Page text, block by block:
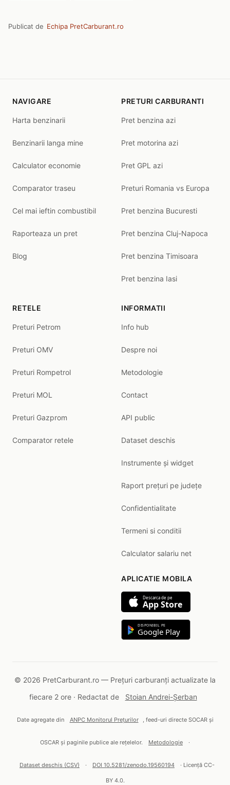
Publicat de Echipa PretCarburant.ro
NAVIGARE
Harta benzinarii
Benzinarii langa mine
Calculator economie
Comparator traseu
Cel mai ieftin combustibil
Raporteaza un pret
Blog
PRETURI CARBURANTI
Pret benzina azi
Pret motorina azi
Pret GPL azi
Preturi Romania vs Europa
Pret benzina Bucuresti
Pret benzina Cluj-Napoca
Pret benzina Timisoara
Pret benzina Iasi
RETELE
Preturi Petrom
Preturi OMV
Preturi Rompetrol
Preturi MOL
Preturi Gazprom
Comparator retele
INFORMATII
Info hub
Despre noi
Metodologie
Contact
API public
Dataset deschis
Instrumente și widget
Raport prețuri pe județe
Confidentialitate
Termeni si conditii
Calculator salariu net
APLICATIE MOBILA
Descarca de pe
App Store
DISPONIBIL PE
Google Play
© 2026 PretCarburant.ro — Prețuri carburanți actualizate la
fiecare 2 ore · Redactat de
Stoian Andrei-Șerban
Date agregate din ANPC Monitorul Prețurilor , feed-uri directe SOCAR și
OSCAR și paginile publice ale rețelelor. Metodologie ·
Dataset deschis (CSV) · DOI 10.5281/zenodo.19560194 · Licență CC-
BY 4.0.